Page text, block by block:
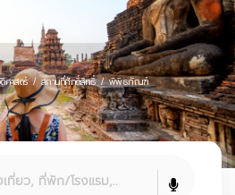
ติศาสตร์ / สถานที่ศักดิ์สิทธิ์ / พิพิธภัณฑ์